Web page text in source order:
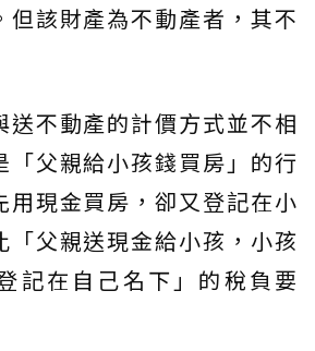
但該財產為不動產者，其不
送不動產的計價方式並不相
「父親給小孩錢買房」的行
用現金買房，卻又登記在小
「父親送現金給小孩，小孩
記在自己名下」的稅負要